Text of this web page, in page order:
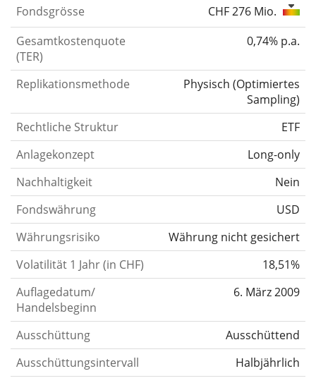
Fondsgrösse
CHF 276 Mio.
Gesamtkostenquote
(TER)
0,74% p.a.
Replikationsmethode Physisch (Optimiertes
Sampling)
Rechtliche Struktur
ETF
Anlagekonzept
Long-only
Nachhaltigkeit
Nein
Fondswährung
USD
Währungsrisiko
Währung nicht gesichert
Volatilität 1 Jahr (in CHF)
18,51%
Auflagedatum/
Handelsbeginn
6. März 2009
Ausschüttung
Ausschüttend
Ausschüttungsintervall
Halbjährlich